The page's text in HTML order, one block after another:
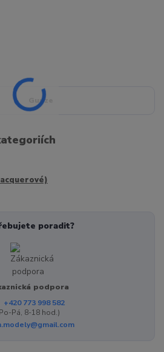
Gunze
poradit?
podpora
+420 773 998 582
Pá, 8-18 hod.)